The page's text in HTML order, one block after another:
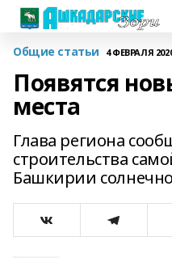
Общие статьи 4 ФЕВРАЛЯ
Появятся
места
Глава региона
строительства
Башкирии